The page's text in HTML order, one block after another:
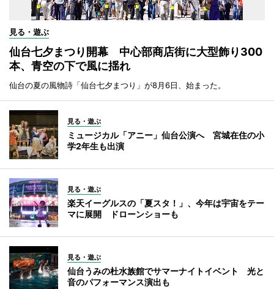
見る・遊ぶ
仙台七夕まつり開幕 中心部商店街に大型飾り300
本、青空の下で風に揺れ
仙台の夏の風物詩「仙台七夕まつり」が8月6日、始まった。
見る・遊ぶ
ミュージカル「アニー」仙台公演へ 宮城在住の小
学2年生も出演
見る・遊ぶ
楽天イーグルスの「夏スタ！」、今年は宇宙をテー
マに展開 ドローンショーも
見る・遊ぶ
仙台うみの杜水族館でサマーナイトイベント 光と
音のパフォーマンス演出も